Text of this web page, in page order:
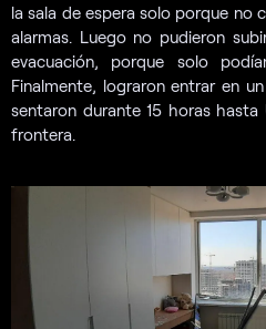
la sala de espera solo porque no
alarmas. Luego no pudieron
evacuación, porque solo
Finalmente, lograron entrar en
sentaron durante 15 horas
frontera.